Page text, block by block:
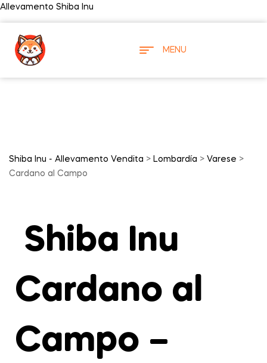
Allevamento Shiba Inu
MENU
Shiba Inu - Allevamento Vendita > Lombardía > Varese >
Cardano al Campo
Shiba Inu
Cardano al
Campo –